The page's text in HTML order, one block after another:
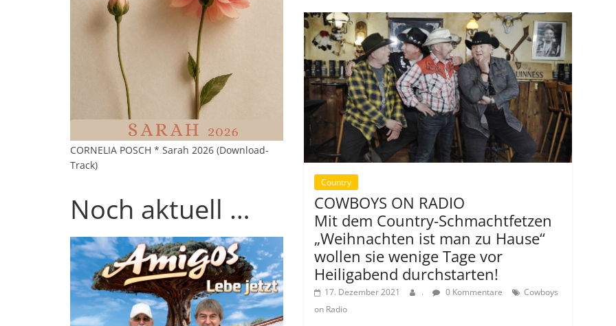
Country
COWBOYS ON RADIO
Mit dem Country-Schmachtfetzen
„Weihnachten ist man zu Hause“
wollen sie wenige Tage vor
Heiligabend durchstarten!
17. Dezember 2021 . 0 Kommentare
Cowboys
on Radio
CORNELIA POSCH * Sarah 2026 (Download-
Track)
Noch aktuell …